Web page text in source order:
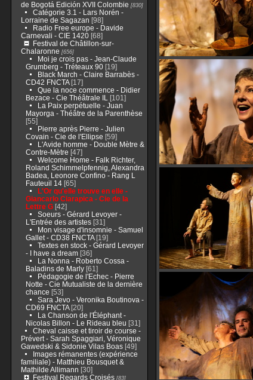
de Bogotá Edición XVII Colombie [830]
Catégorie 3.1 - Lars Norén -
Lorraine de Sagazan [98]
Radio Free europe - Davide
Carnevali - CIE 1420[68]
Festival de Châtillon-sur-
Chalaronne [656]
Moi je crois pas - Jean-Claude
Grumberg - Tréteaux 90[19]
Black March - Claire Barrabès -
CD42 FNCTA[17]
Que la noce commence - Didier
Bezace - Cie Théâtrale IL
[101]
La Paix perpétuelle - Juan
Mayorga - Théâtre de la Parenthèse
[55]
Pierre après Pierre - Julien
Covain - Cie de l'Ellipse [59]
L'Avide homme - Double Mètre &
Contre-Mètre [47]
Welcome Home - Falk Richter,
Roland Schimmelpfennig, Alexandra
Badea, Leonore Confino - Rang L
Fauteuil 14[65]
L'Or qu'elle trouve en elle -
Giancarlo Ciarapica - Cie de la
Lettre G[42]
Soeurs - Gérard Levoyer -
L'Entrée des artistes[31]
Mon visage d'insomnie - Samuel
Gallet - CD38 FNCTA[19]
Textes en stock - Gérard Levoyer
- I have a dream[36]
La Nonna - Roberto Cossa -
Baladins de Marly[61]
Pédagogie de l'Echec - Pierre
Notte - Cie Mutualiste de la dernière
chance [53]
Sara Jevo - Veronika Boutinova -
CD69 FNCTA[20]
La Chanson de l'Éléphant -
Nicolas Billon - Le Rideau bleu [31]
Cheval caisse et tiroir de course -
Prévert - Sarah Spaggiari, Véronique
Gawedski & Sidonie Vilas Boas[49]
Images rémanentes (expérience
familiale) - Matthieu Bousquet &
Mathilde Allimann [30]
Festival Regards Croisés[83]